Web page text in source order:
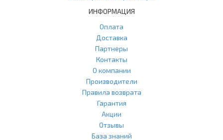
ИНФОРМАЦИЯ
Оплата
Доставка
Партнеры
Контакты
О компании
Производители
Правила возврата
Гарантия
Акции
Отзывы
База знаний